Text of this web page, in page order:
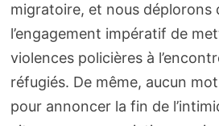
migratoire, et nous déplorons
l’engagement impératif de
violences policières à
réfugiés. De même, aucun
pour annoncer la fin de